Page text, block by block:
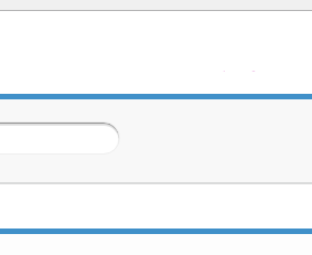
2026年7月
3 4 5
10 11 12 13 14
17 18 19 20 21